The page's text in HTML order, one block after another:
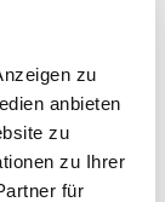
zu
anbieten
zu
zu Ihrer
für